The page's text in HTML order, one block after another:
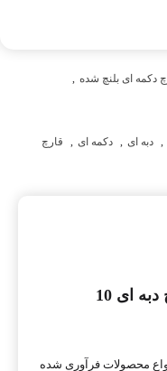
دکمه ای بلنچ شده ,
, دبه ای , دکمه ای , قارچ
خرید اینترنتی قارچ دکمه ای بلنچ دبه ای 10
کیلوگرمی از انواع محصولات فرآوری شده